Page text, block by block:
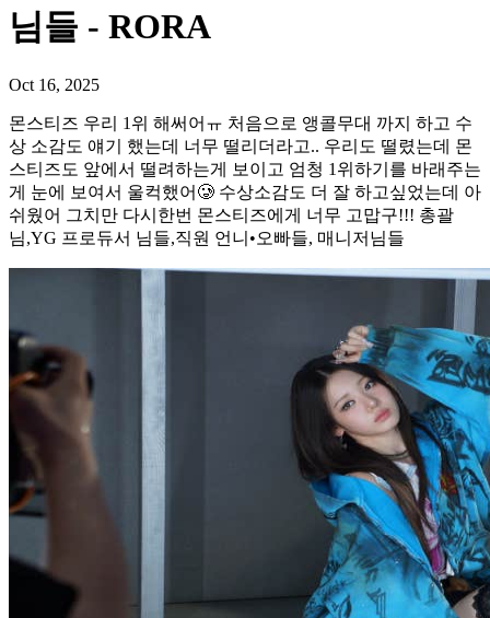
님들 - RORA
Oct 16, 2025
몬스티즈 우리 1위 해써어ㅠ 처음으로 앵콜무대 까지 하고 수
상 소감도 얘기 했는데 너무 떨리더라고.. 우리도 떨렸는데 몬
스티즈도 앞에서 떨려하는게 보이고 엄청 1위하기를 바래주는
게 눈에 보여서 울컥했어🥲 수상소감도 더 잘 하고싶었는데 아
쉬웠어 그치만 다시한번 몬스티즈에게 너무 고맙구!!! 총괄
님,YG 프로듀서 님들,직원 언니•오빠들, 매니저님들